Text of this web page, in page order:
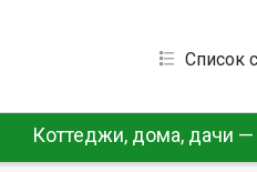
Список
Коттеджи, дома, дачи —